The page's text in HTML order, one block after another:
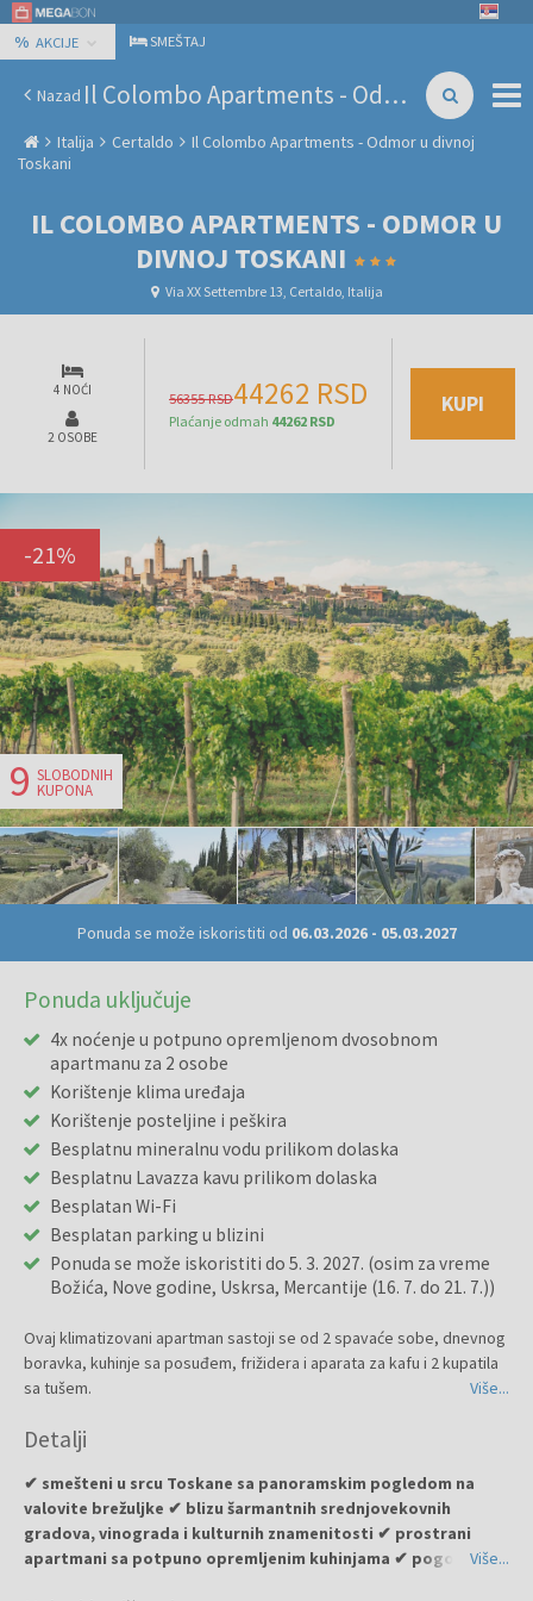
% AKCIJE SMEŠTAJ
Nazad Il Colombo Apartments - Odmor u divnoj Toskani
Italija Certaldo
Il Colombo Apartments - Odmor u divnoj
Toskani
IL COLOMBO APARTMENTS - ODMOR U
DIVNOJ TOSKANI
Via XX Settembre 13, Certaldo, Italija
4 NOĆI
2 OSOBE
56355 RSD44262 RSD
Plaćanje odmah 44262 RSD
KUPI
-21%
9 SLOBODNIH
KUPONA
Ponuda se može iskoristiti od 06.03.2026- 05.03.2027
Ponuda uključuje
4x noćenje u potpuno opremljenom dvosobnom
apartmanu za 2 osobe
Korištenje klima uređaja
Korištenje posteljine i peškira
Besplatnu mineralnu vodu prilikom dolaska
Besplatnu Lavazza kavu prilikom dolaska
Besplatan Wi-Fi
Besplatan parking u blizini
Ponuda se može iskoristiti do 5. 3. 2027. (osim za vreme
Božića, Nove godine, Uskrsa, Mercantije (16. 7. do 21. 7.))
Ovaj klimatizovani apartman sastoji se od 2 spavaće sobe, dnevnog
boravka, kuhinje sa posuđem, frižidera i aparata za kafu i 2 kupatila
sa tušem.
Više...
Detalji
✔ smešteni u srcu Toskane sa panoramskim pogledom na
valovite brežuljke ✔ blizu šarmantnih srednjovekovnih
gradova, vinograda i kulturnih znamenitosti ✔ prostrani
apartmani sa potpuno opremljenim kuhinjama ✔ pogodno za
Više...